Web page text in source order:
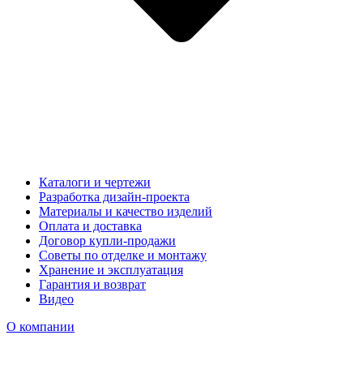
Каталоги и чертежи
Разработка дизайн-проекта
Материалы и качество изделий
Оплата и доставка
Договор купли-продажи
Советы по отделке и монтажу
Хранение и эксплуатация
Гарантия и возврат
Видео
О компании